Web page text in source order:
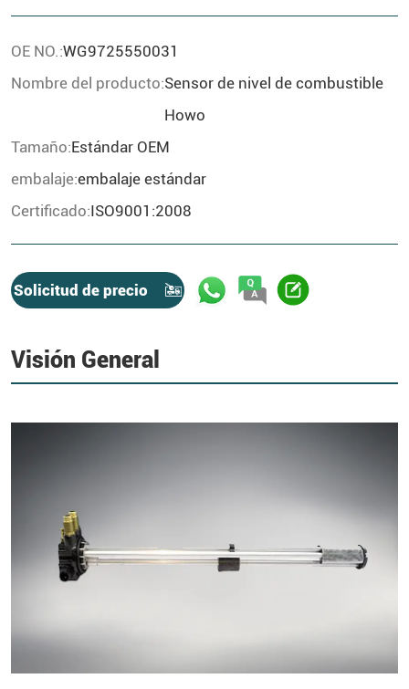
OE NO.:WG9725550031
Nombre del producto:Sensor de nivel de combustible
Howo
Tamaño:Estándar OEM
embalaje:embalaje estándar
Certificado:ISO9001:2008
Solicitud de precio
Visión General